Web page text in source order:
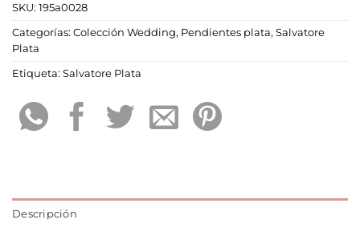
SKU: 195a0028
Categorías: Colección Wedding, Pendientes plata, Salvatore
Plata
Etiqueta: Salvatore Plata
Descripción